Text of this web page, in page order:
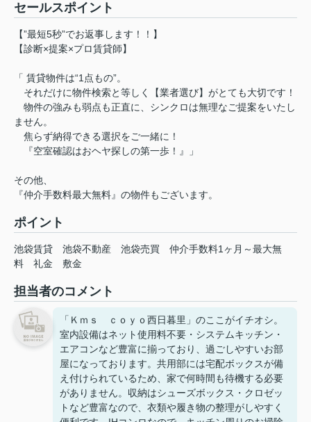
セールスポイント
【”最短5秒”でお返事します！！】
【診断×提案×プロ賃貸師】
「 賃貸物件は“1点もの”。
それだけに物件検索と等しく【業者選び】がとても大切です！
物件の強みも弱点も正直に、シンクロは無理なご提案をいたし
ません。
焦らず納得できる選択をご一緒に！
『空室確認はおヘヤ探しの第一歩！』」
その他、
『仲介手数料最大無料』の物件もございます。
ポイント
池袋賃貸 池袋不動産 池袋売買
仲介手数料1ヶ月～最大無
料
礼金 敷金
担当者のコメント
「Ｋｍｓ ｃｏｙｏ西日暮里」のここがイチオシ。
室内設備はネット使用料不要・システムキッチン・
エアコンなど豊富に揃っており、過ごしやすいお部
屋になっております。共用部には宅配ボックスが備
え付けられているため、家で何時間も待機する必要
がありません。収納はシューズボックス・クロゼッ
トなど豊富なので、衣類や履き物の整理がしやすく